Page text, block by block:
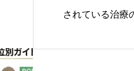
されている治療